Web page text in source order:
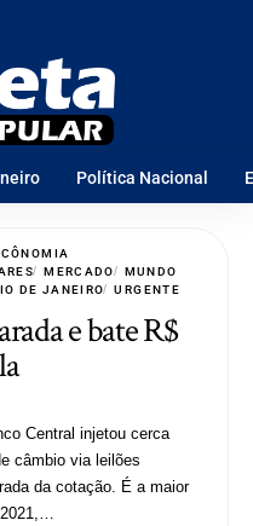
Política Nacional
MERCADO
MUNDO
DE JANEIRO URGENTE
e bate R$
Central injetou cerca
câmbio via leilões
da cotação. É a maior